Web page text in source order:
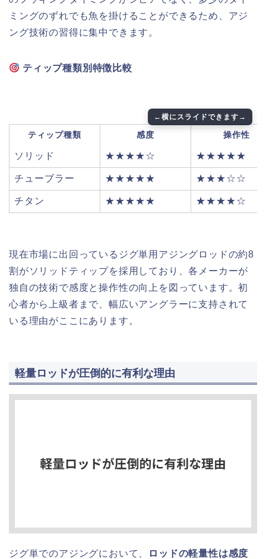
ミングのずれでも魚を掛けることができるため、アジ
ング技術の習得に集中できます。
ティップ種類別特徴比較
ティップ種類 感度 操作性
ソリッド ★★★★☆ ★★★★★
チューブラー ★★★★★ ★★★☆☆
チタン ★★★★★ ★★★★☆
現在市場に出回っているジグ単用アジングロッドの約8
割がソリッドティップを採用しており、各メーカーが
独自の技術で感度と操作性の向上を図っています。初
心者から上級者まで、幅広いアングラーに支持されて
いる理由がここにあります。
軽量ロッドが圧倒的に有利な理由
ジグ単でのアジングにおいて、
ロッドの軽量性は感度